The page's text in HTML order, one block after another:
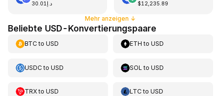
د.إ30.01 $12,235.89
Mehr anzeigen ↓
Beliebte USD-Konvertierungspaare
BTCto USD ETH toUSD
USDCto USD SOL toUSD
TRXto USD LTCtoUSD